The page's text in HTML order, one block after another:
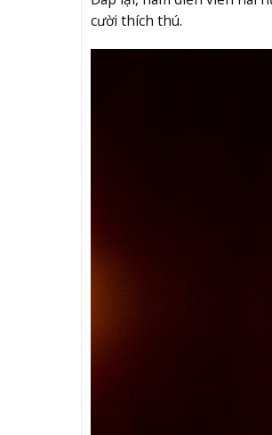
cười thích thú.